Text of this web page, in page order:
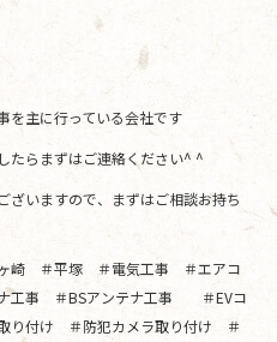
を主に行っている会社です
たらまずはご連絡ください^ ^
ざいますので、まずはご相談お持ち
崎 ＃平塚 ＃電気工事 ＃エアコ
工事 ＃BSアンテナ工事 ＃EVコ
り付け ＃防犯カメラ取り付け ＃